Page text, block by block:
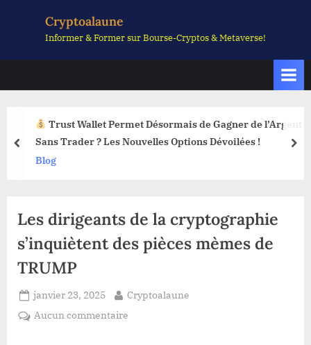
Cryptoalaune
Informer & Former sur Bourse-Cryptos & Metaverse!
Trust Wallet Permet Désormais de Gagner de l’Argent
Sans Trader ? Les Nouvelles Options Dévoilées !
Blog
prev
Les dirigeants de la cryptographie
s’inquiètent des pièces mèmes de
TRUMP
Posted
on
janvier 23, 2025 By
Cryptoalaune
Aucun commentaire